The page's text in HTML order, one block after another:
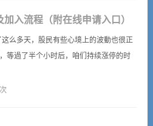
入流程（附在线申请入口）
么多天，股民有些心境上的波動也很正
等過了半个小时后，咱们持续涨停的时